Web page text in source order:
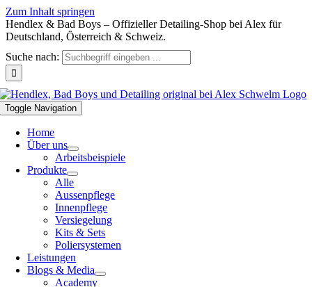
Zum Inhalt springen
Hendlex & Bad Boys – Offizieller Detailing-Shop bei Alex für
Deutschland, Österreich & Schweiz.
Suche nach:
Toggle Navigation
Home
Über uns
Arbeitsbeispiele
Produkte
Alle
Aussenpflege
Innenpflege
Versiegelung
Kits & Sets
Poliersystemen
Leistungen
Blogs & Media
Academy